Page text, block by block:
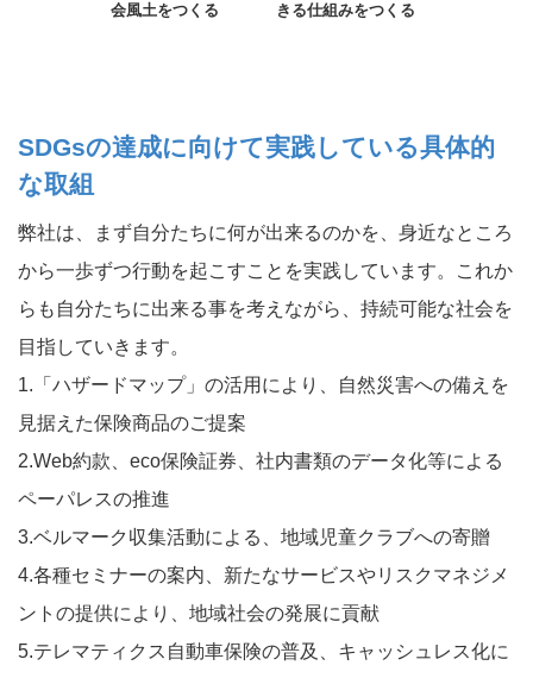
会風土をつくる
きる仕組みをつくる
SDGsの達成に向けて実践している具体的
な取組
弊社は、まず自分たちに何が出来るのかを、身近なところ
から一歩ずつ行動を起こすことを実践しています。これか
らも自分たちに出来る事を考えながら、持続可能な社会を
目指していきます。
1.「ハザードマップ」の活用により、自然災害への備えを
見据えた保険商品のご提案
2.Web約款、eco保険証券、社内書類のデータ化等による
ペーパレスの推進
3.ベルマーク収集活動による、地域児童クラブへの寄贈
4.各種セミナーの案内、新たなサービスやリスクマネジメ
ントの提供により、地域社会の発展に貢献
5.テレマティクス自動車保険の普及、キャッシュレス化に